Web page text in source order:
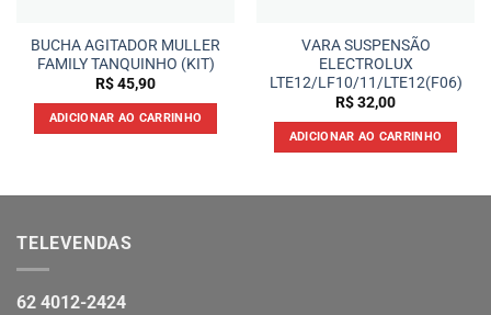
BUCHA AGITADOR MULLER
FAMILY TANQUINHO (KIT)
R$45,90
ADICIONAR AO CARRINHO
VARA SUSPENSÃO
ELECTROLUX
LTE12/LF10/11/LTE12(F06)
R$32,00
ADICIONAR AO CARRINHO
TELEVENDAS
62 4012-2424